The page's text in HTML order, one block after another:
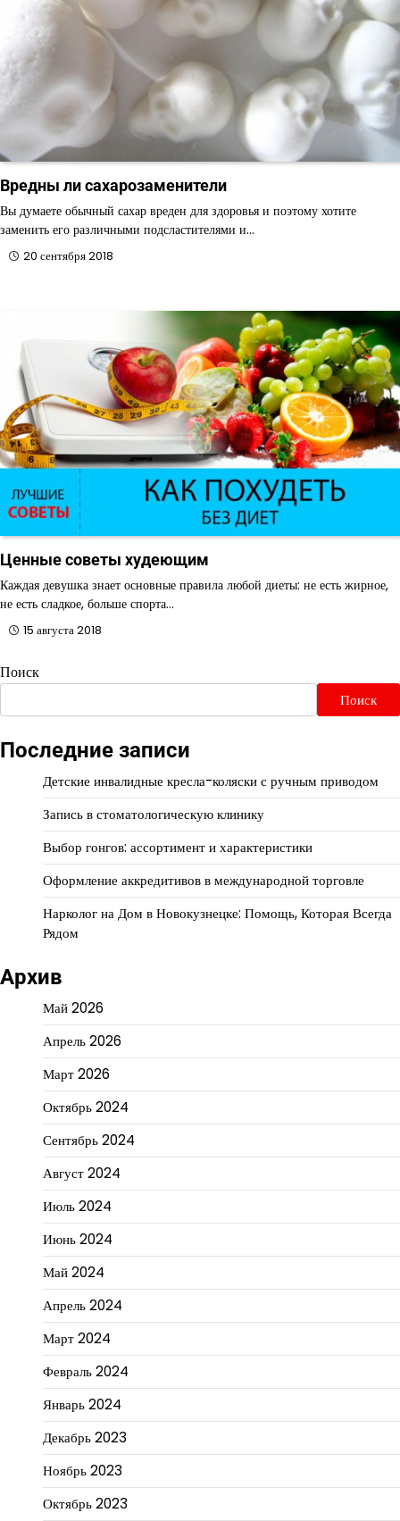
Вредны ли сахарозаменители
Вы думаете обычный сахар вреден для здоровья и поэтому хотите
заменить его различными подсластителями и…
20 сентября 2018
Ценные советы худеющим
Каждая девушка знает основные правила любой диеты: не есть жирное,
не есть сладкое, больше спорта…
15 августа 2018
Поиск
Поиск
Последние записи
Детские инвалидные кресла-коляски с ручным приводом
Запись в стоматологическую клинику
Выбор гонгов: ассортимент и характеристики
Оформление аккредитивов в международной торговле
Нарколог на Дом в Новокузнецке: Помощь, Которая Всегда
Рядом
Архив
Май 2026
Апрель 2026
Март 2026
Октябрь 2024
Сентябрь 2024
Август 2024
Июль 2024
Июнь 2024
Май 2024
Апрель 2024
Март 2024
Февраль 2024
Январь 2024
Декабрь 2023
Ноябрь 2023
Октябрь 2023